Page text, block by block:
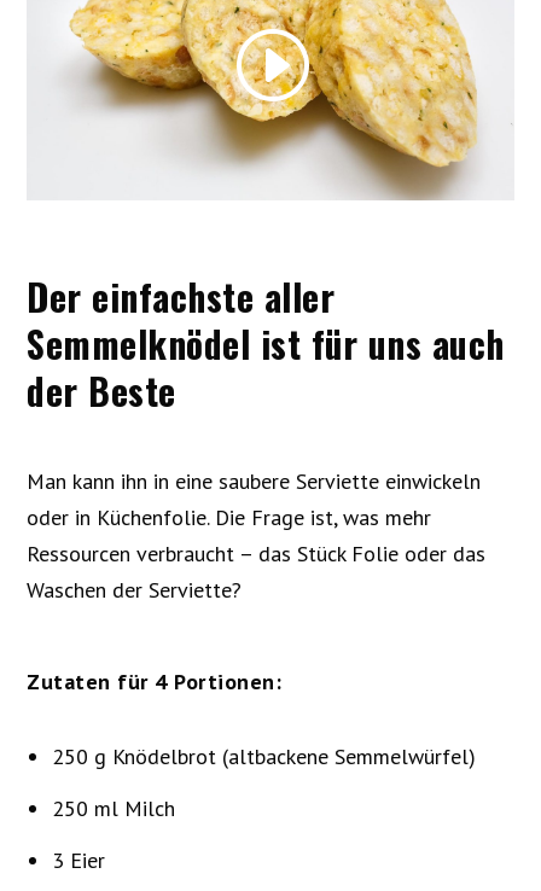
Der einfachste aller
Semmelknödel ist für uns auch
der Beste
Man kann ihn in eine saubere Serviette einwickeln
oder in Küchenfolie. Die Frage ist, was mehr
Ressourcen verbraucht – das Stück Folie oder das
Waschen der Serviette?
Zutaten für 4 Portionen:
250 g Knödelbrot (altbackene Semmelwürfel)
250 ml Milch
3 Eier